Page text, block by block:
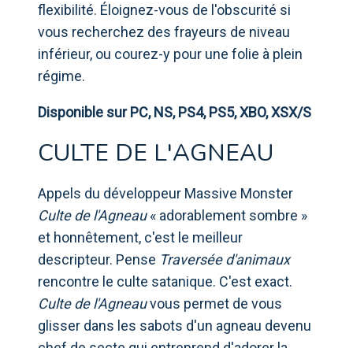
flexibilité. Éloignez-vous de l'obscurité si
vous recherchez des frayeurs de niveau
inférieur, ou courez-y pour une folie à plein
régime.
Disponible sur PC, NS, PS4, PS5, XBO, XSX/S
CULTE DE L'AGNEAU
Appels du développeur Massive Monster
Culte de l'Agneau« adorablement sombre »
et honnêtement, c'est le meilleur
descripteur. Pense Traversée d'animaux
rencontre le culte satanique. C'est exact.
Culte de l'Agneauvous permet de vous
glisser dans les sabots d'un agneau devenu